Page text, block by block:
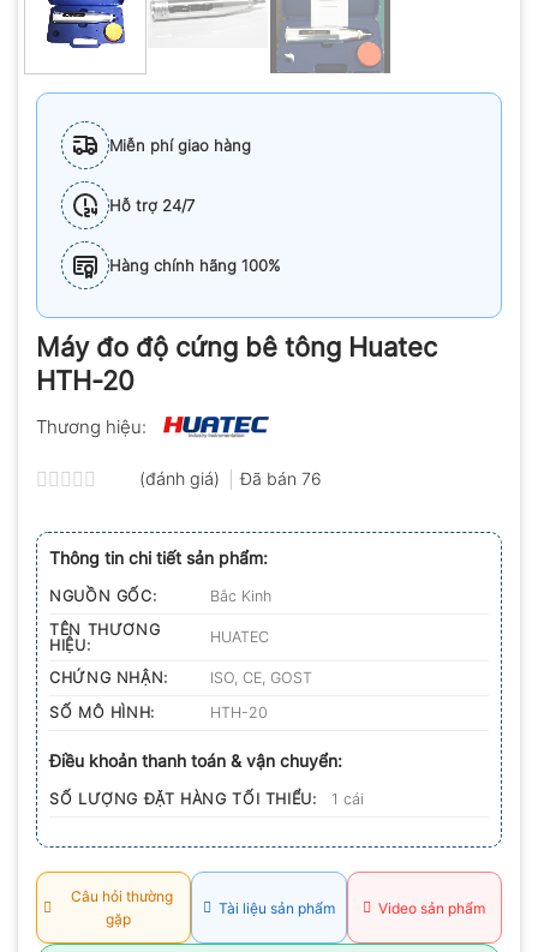
Miễn phí giao hàng
Hỗ trợ 24/7
Hàng chính hãng 100%
Máy đo độ cứng bê tông Huatec
HTH-20
Thương hiệu:
xếp
hạng
0.0
5
sao
(đánh giá) Đã bán 76
Thông tin chi tiết sản phẩm:
NGUỒN GỐC:
Bắc Kinh
TÊN THƯƠNG
HIỆU:
HUATEC
CHỨNG NHẬN:
ISO, CE, GOST
SỐ MÔ HÌNH:
HTH-20
Điều khoản thanh toán & vận chuyển:
SỐ LƯỢNG ĐẶT HÀNG TỐI THIỂU: 1 cái
Câu hỏi thường
gặp
Tài liệu sản phẩm Video sản phẩm